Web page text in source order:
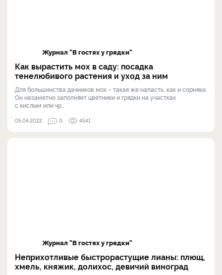
Журнал "В гостях у грядки"
Как вырастить мох в саду: посадка
тенелюбивого растения и уход за ним
Для большинства дачников мох – такая же напасть, как и сорняки.
Он незаметно заполняет цветники и грядки на участках
с кислым или чр...
05.04.2022 0 4541
Журнал "В гостях у грядки"
Неприхотливые быстрорастущие лианы: плющ,
хмель, княжик, долихос, девичий виноград